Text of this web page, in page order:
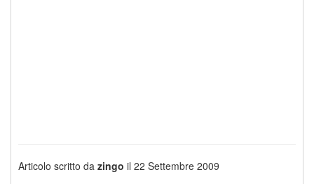
Articolo scritto da zingo il 22 Settembre 2009